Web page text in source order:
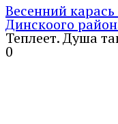
Весенний
Динскоого
Теплеет. Душа
0